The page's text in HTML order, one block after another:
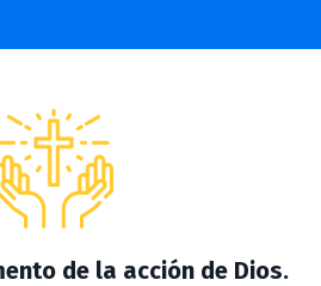
de la acción de Dios.